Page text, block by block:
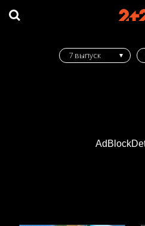
7 выпуск